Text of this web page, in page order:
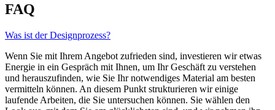
FAQ
Was ist der Designprozess?
Wenn Sie mit Ihrem Angebot zufrieden sind, investieren wir etwas
Energie in ein Gespräch mit Ihnen, um Ihr Geschäft zu verstehen
und herauszufinden, wie Sie Ihr notwendiges Material am besten
vermitteln können. An diesem Punkt strukturieren wir einige
laufende Arbeiten, die Sie untersuchen können. Sie wählen den